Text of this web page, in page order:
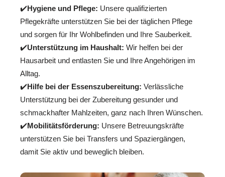
✔️Hygiene und Pflege: Unsere qualifizierten
Pflegekräfte unterstützen Sie bei der täglichen Pflege
und sorgen für Ihr Wohlbefinden und Ihre Sauberkeit.
✔️Unterstützung im Haushalt: Wir helfen bei der
Hausarbeit und entlasten Sie und Ihre Angehörigen im
Alltag.
✔️Hilfe bei der Essenszubereitung: Verlässliche
Unterstützung bei der Zubereitung gesunder und
schmackhafter Mahlzeiten, ganz nach Ihren Wünschen.
✔️Mobilitätsförderung: Unsere Betreuungskräfte
unterstützen Sie bei Transfers und Spaziergängen,
damit Sie aktiv und beweglich bleiben.